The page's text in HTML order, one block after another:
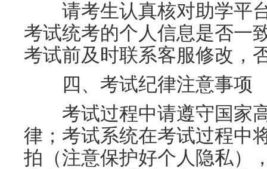
请考生认真核对助学平
考试统考的个人信息是否一
考试前及时联系客服修改，
四、考试纪律注意事项
考试过程中请遵守国家
律；考试系统在考试过程中
拍（注意保护好个人隐私）